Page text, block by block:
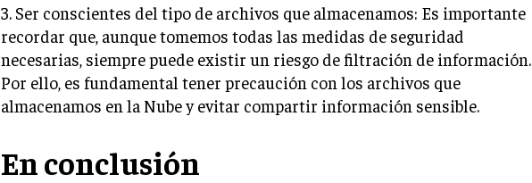
3. Ser conscientes del tipo de archivos que almacenamos: Es importante
recordar que, aunque tomemos todas las medidas de seguridad
necesarias, siempre puede existir un riesgo de filtración de información.
Por ello, es fundamental tener precaución con los archivos que
almacenamos en la Nube y evitar compartir información sensible.
En conclusión